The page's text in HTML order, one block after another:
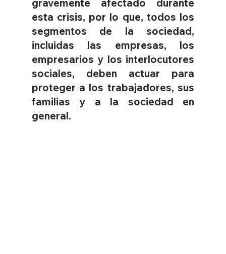
gravemente afectado durante
esta crisis, por lo que, todos los
segmentos de la sociedad,
incluidas las empresas, los
empresarios y los interlocutores
sociales, deben actuar para
proteger a los trabajadores, sus
familias y a la sociedad en
general.